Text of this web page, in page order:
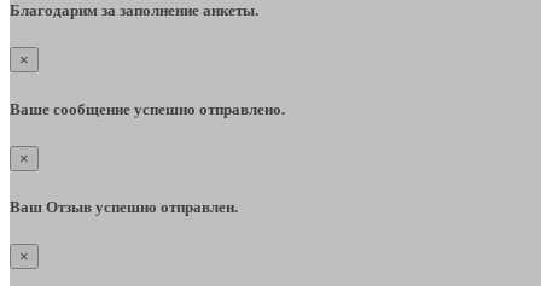
Благодарим за заполнение анкеты.
×
Ваше сообщение успешно отправлено.
×
Ваш Отзыв успешно отправлен.
×